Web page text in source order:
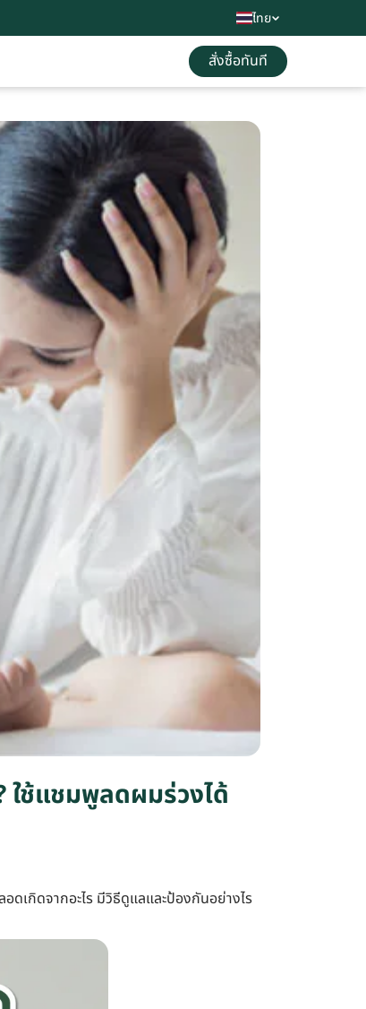
ไทย
สั่งซื้อทันที
ช้แชมพูลดผมร่วงได้
เกิดจากอะไร มีวิธีดูแลและป้องกันอย่างไร